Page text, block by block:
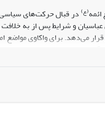
(ع) در قبال حرکت‌های
و شرایط پس از به
می‌دهد. برای واکاوی مواضع
آنها امری ضروری است. به
(خلافت منصور و قیام نفس
تشکیل دولت ادریسیان،
در انتهای بحث، به‌طور خاص